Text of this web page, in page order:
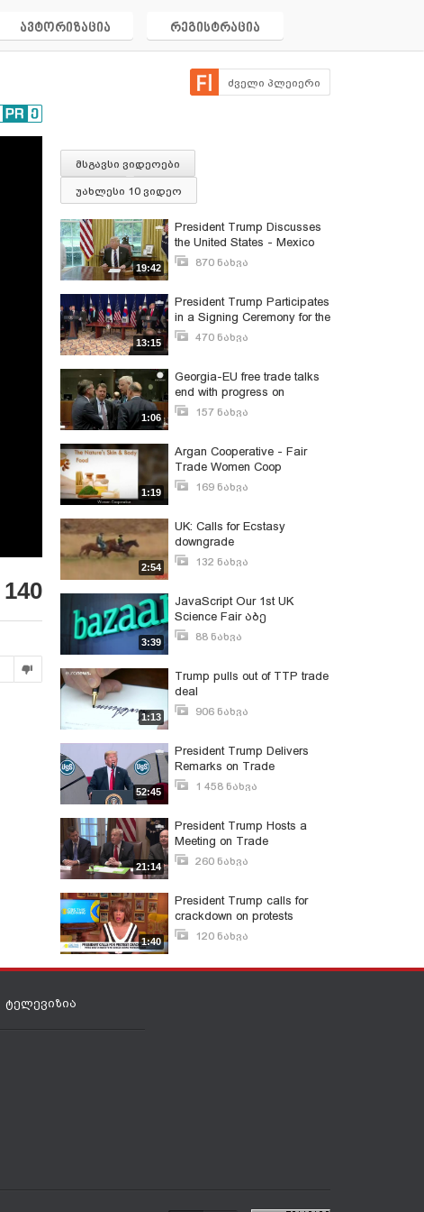
ავტორიზაცია რეგისტრაცია
ძველი პლეიერი
140
მსგავსი ვიდეოები
უახლესი 10 ვიდეო
19:42
President Trump Discusses
the United States - Mexico
Trade Agreement
870 ნახვა
13:15
President Trump Participates
in a Signing Ceremony for the
United States-Korea Free
470 ნახვა
1:06
Georgia-EU free trade talks
end with progress on
agreement
157 ნახვა
1:19
Argan Cooperative - Fair
Trade Women Coop
169 ნახვა
2:54
UK: Calls for Ecstasy
downgrade
132 ნახვა
3:39
JavaScript Our 1st UK
Science Fair აბე
ფრანგიშვილისგან
88 ნახვა
1:13
Trump pulls out of TTP trade
deal
906 ნახვა
52:45
President Trump Delivers
Remarks on Trade
1 458 ნახვა
21:14
President Trump Hosts a
Meeting on Trade
260 ნახვა
1:40
President Trump calls for
crackdown on protests
120 ნახვა
ტელევიზია